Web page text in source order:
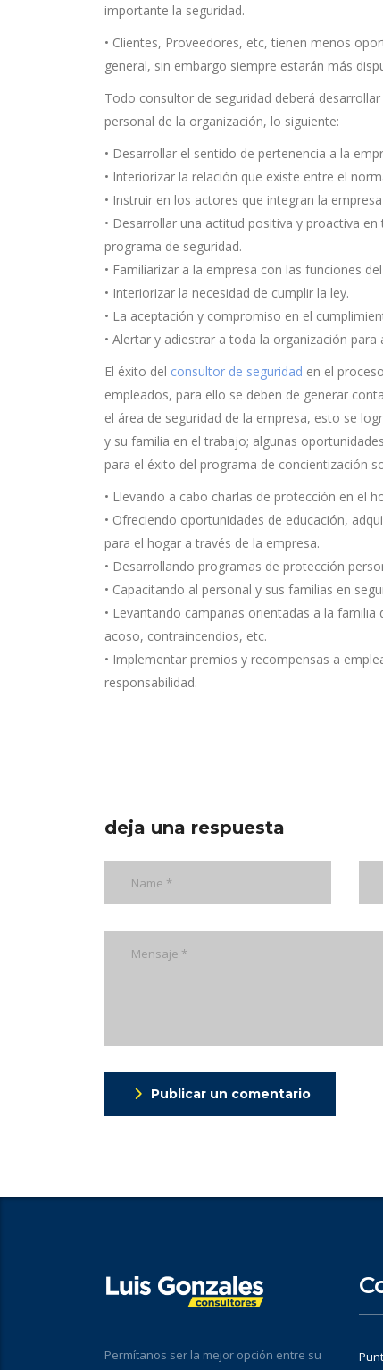
importante la seguridad.
• Clientes, Proveedores, etc, tienen menos
general, sin embargo siempre estarán más
Todo consultor de seguridad deberá
personal de la organización, lo siguiente:
• Desarrollar el sentido de pertenencia a la
• Interiorizar la relación que existe entre el
• Instruir en los actores que integran la
• Desarrollar una actitud positiva y proactiva
programa de seguridad.
• Familiarizar a la empresa con las funciones
• Interiorizar la necesidad de cumplir la ley.
• La aceptación y compromiso en el
• Alertar y adiestrar a toda la organización
El éxito del consultor de seguridad en el
empleados, para ello se deben de generar
el área de seguridad de la empresa, esto se
y su familia en el trabajo; algunas
para el éxito del programa de concientización
• Llevando a cabo charlas de protección en el
• Ofreciendo oportunidades de educación,
para el hogar a través de la empresa.
• Desarrollando programas de protección
• Capacitando al personal y sus familias en
• Levantando campañas orientadas a la
acoso, contraincendios, etc.
• Implementar premios y recompensas a
responsabilidad.
deja una respuesta
Publicar un comentario
Permítanos ser la mejor opción entre su